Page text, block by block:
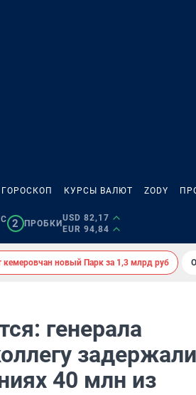
ГОРОСКОП КУРСЫ ВАЛЮТ ZODY
2 ПРОБКИ
USD 82,17
EUR 94,84
кемеровчан новый Парк за 1,3 млрд руб
генерала
40 млн из